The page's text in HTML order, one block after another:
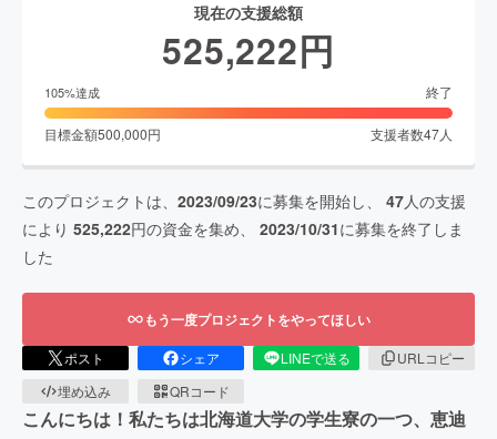
現在の支援総額
525,222円
105%達成 終了
目標金額500,000円 支援者数47人
このプロジェクトは、 2023/09/23に募集を開始し、 47人の支援
により 525,222円の資金を集め、 2023/10/31に募集を終了しま
した
もう一度プロジェクトをやってほしい
ポスト シェア LINEで送る
URLコピー
埋め込み
QRコード
こんにちは！私たちは北海道大学の学生寮の一つ、恵迪